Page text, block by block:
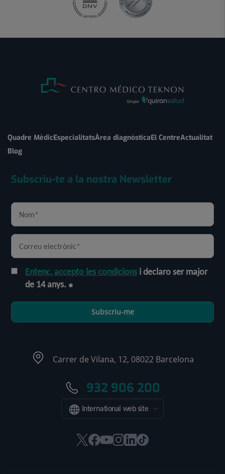
Quadre MèdicEspecialitatsÀrea diagnòsticaEl CentreActualitat
Blog
Subscriu-te a la nostra Newsletter
Entenc, accepto les condicions i declaro ser major
de 14 anys.
Subscriu-me
Carrer de Vilana, 12, 08022 Barcelona
932 906 200
International web site
AquestAquestAquestAquest
AquestEnllaç